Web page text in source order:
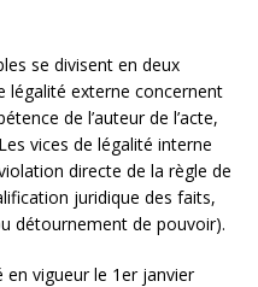
se divisent en deux
légalité externe concernent
de l’auteur de l’acte,
vices de légalité interne
directe de la règle de
juridique des faits,
détournement de pouvoir).
vigueur le 1er janvier